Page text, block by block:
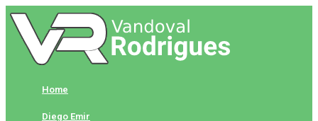
Skip
to
content
Home
Diego Emir